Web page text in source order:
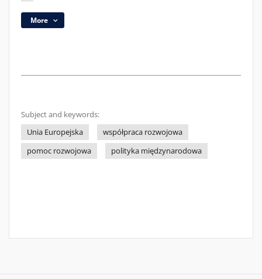
More
Subject and keywords:
Unia Europejska
współpraca rozwojowa
pomoc rozwojowa
polityka międzynarodowa